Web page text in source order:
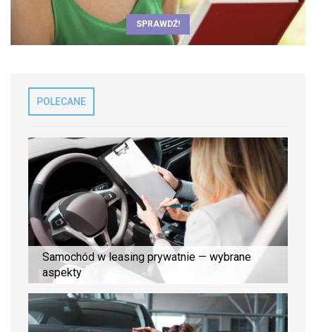
SPRAWDŹ!
POLECANE
Samochód w leasing prywatnie — wybrane
aspekty